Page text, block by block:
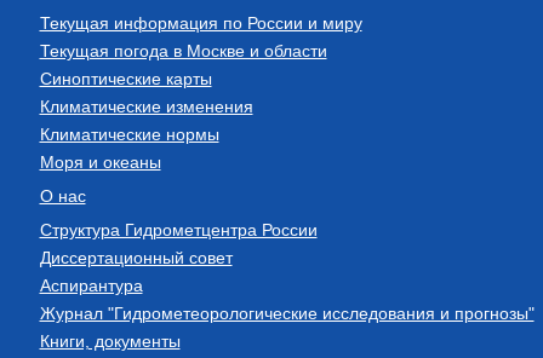
Текущая информация по России и миру
Текущая погода в Москве и области
Синоптические карты
Климатические изменения
Климатические нормы
Моря и океаны
О нас
Структура Гидрометцентра России
Диссертационный совет
Аспирантура
Журнал "Гидрометеорологические исследования и прогнозы"
Книги, документы